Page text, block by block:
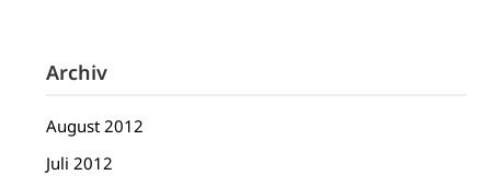
Archiv
August 2012
Juli 2012